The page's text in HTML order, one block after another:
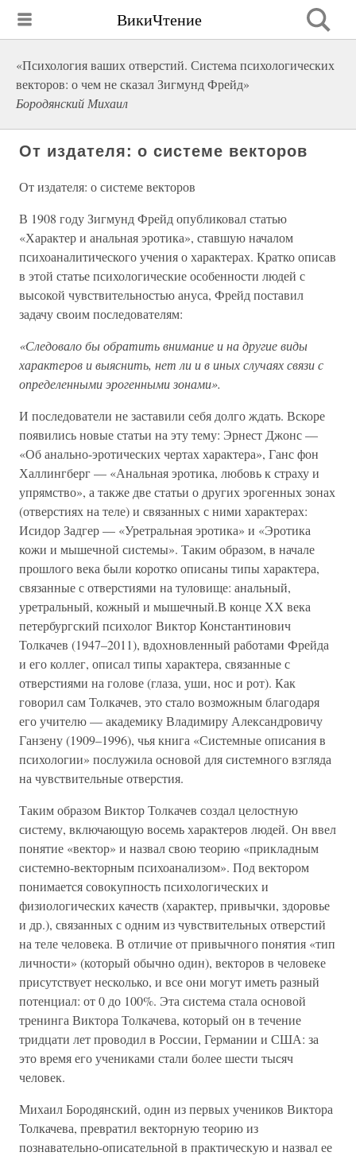
ВикиЧтение
«Психология ваших отверстий. Система психологических
векторов: о чем не сказал Зигмунд Фрейд»
Бородянский Михаил
От издателя: о системе векторов
От издателя: о системе векторов
В 1908 году Зигмунд Фрейд опубликовал статью
«Характер и анальная эротика», ставшую началом
психоаналитического учения о характерах. Кратко описав
в этой статье психологические особенности людей с
высокой чувствительностью ануса, Фрейд поставил
задачу своим последователям:
«Следовало бы обратить внимание и на другие виды
характеров и выяснить, нет ли и в иных случаях связи с
определенными эрогенными зонами».
И последователи не заставили себя долго ждать. Вскоре
появились новые статьи на эту тему: Эрнест Джонс —
«Об анально-эротических чертах характера», Ганс фон
Халлингберг — «Анальная эротика, любовь к страху и
упрямство», а также две статьи о других эрогенных зонах
(отверстиях на теле) и связанных с ними характерах:
Исидор Задгер — «Уретральная эротика» и «Эротика
кожи и мышечной системы». Таким образом, в начале
прошлого века были коротко описаны типы характера,
связанные с отверстиями на туловище: анальный,
уретральный, кожный и мышечный.В конце ХХ века
петербургский психолог Виктор Константинович
Толкачев (1947–2011), вдохновленный работами Фрейда
и его коллег, описал типы характера, связанные с
отверстиями на голове (глаза, уши, нос и рот). Как
говорил сам Толкачев, это стало возможным благодаря
его учителю — академику Владимиру Александровичу
Ганзену (1909–1996), чья книга «Системные описания в
психологии» послужила основой для системного взгляда
на чувствительные отверстия.
Таким образом Виктор Толкачев создал целостную
систему, включающую восемь характеров людей. Он ввел
понятие «вектор» и назвал свою теорию «прикладным
cистемно-векторным психоанализом». Под вектором
понимается совокупность психологических и
физиологических качеств (характер, привычки, здоровье
и др.), связанных с одним из чувствительных отверстий
на теле человека. В отличие от привычного понятия «тип
личности» (который обычно один), векторов в человеке
присутствует несколько, и все они могут иметь разный
потенциал: от 0 до 100%. Эта система стала основой
тренинга Виктора Толкачева, который он в течение
тридцати лет проводил в России, Германии и США: за
это время его учениками стали более шести тысяч
человек.
Михаил Бородянский, один из первых учеников Виктора
Толкачева, превратил векторную теорию из
познавательно-описательной в практическую и назвал ее